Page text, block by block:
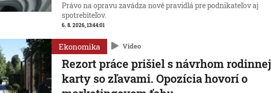
Právo na opravu zavádza nové pravidlá pre podnikateľov aj
spotrebiteľov.
6. 8. 2026, 13:44:01
Ekonomika Video
Rezort práce prišiel s návrhom rodinnej
karty so zľavami. Opozícia hovorí o